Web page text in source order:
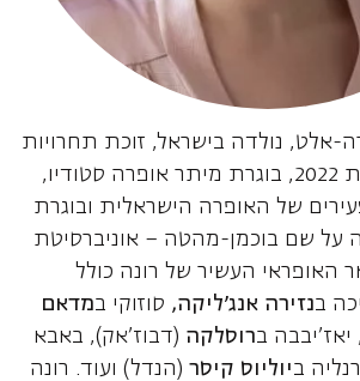
אלט, נולדה בישראל, זוכת תחרויות
האביב בזמרה לשנת 2022, בוגרת מיתר אופרה סטודיו,
של האופרה הישראלית ובוגרת
על שם בוכמן-מהטה – אוניברסיטת
האופראי העשיר של רונה כולל
בנזירה אנג'ליקה, סוזוקי במדאם
יאז'יבבה ברוסלקה (דבוז'אק), באבא
ביוליוס קיסר(הנדל) ועוד. רונה